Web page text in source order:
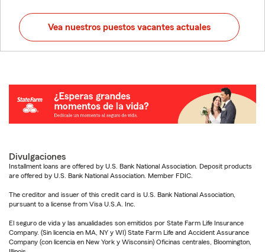
Vea nuestros puestos vacantes actuales
Divulgaciones
Installment loans are offered by U.S. Bank National Association. Deposit products
are offered by U.S. Bank National Association. Member FDIC.
The creditor and issuer of this credit card is U.S. Bank National Association,
pursuant to a license from Visa U.S.A. Inc.
El seguro de vida y las anualidades son emitidos por State Farm Life Insurance
Company. (Sin licencia en MA, NY y WI) State Farm Life and Accident Assurance
Company (con licencia en New York y Wisconsin) Oficinas centrales, Bloomington,